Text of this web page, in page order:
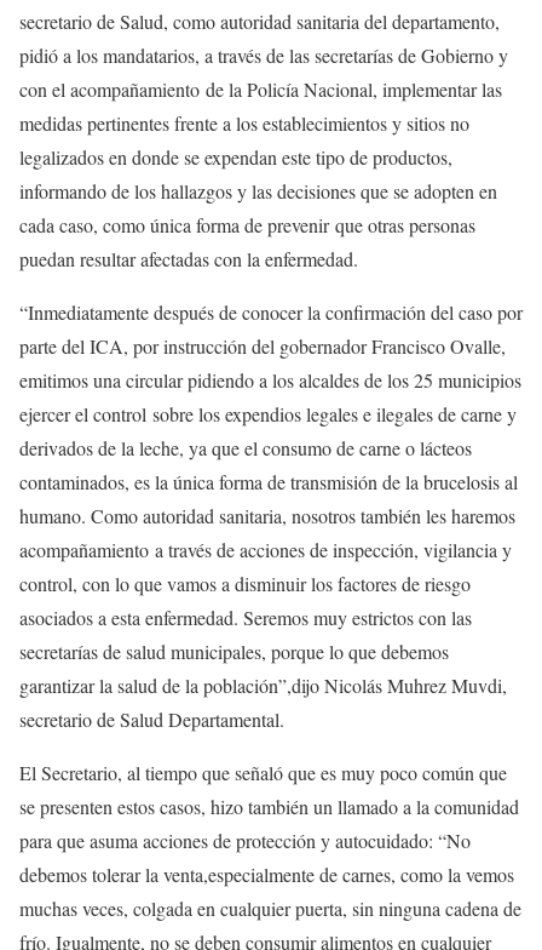
secretario de Salud, como autoridad sanitaria del departamento,
pidió a los mandatarios, a través de las secretarías de Gobierno y
con el acompañamiento de la Policía Nacional, implementar las
medidas pertinentes frente a los establecimientos y sitios no
legalizados en donde se expendan este tipo de productos,
informando de los hallazgos y las decisiones que se adopten en
cada caso, como única forma de prevenir que otras personas
puedan resultar afectadas con la enfermedad.
“Inmediatamente después de conocer la confirmación del caso por
parte del ICA, por instrucción del gobernador Francisco Ovalle,
emitimos una circular pidiendo a los alcaldes de los 25 municipios
ejercer el control sobre los expendios legales e ilegales de carne y
derivados de la leche, ya que el consumo de carne o lácteos
contaminados, es la única forma de transmisión de la brucelosis al
humano. Como autoridad sanitaria, nosotros también les haremos
acompañamiento a través de acciones de inspección, vigilancia y
control, con lo que vamos a disminuir los factores de riesgo
asociados a esta enfermedad. Seremos muy estrictos con las
secretarías de salud municipales, porque lo que debemos
garantizar la salud de la población”,dijo Nicolás Muhrez Muvdi,
secretario de Salud Departamental.
El Secretario, al tiempo que señaló que es muy poco común que
se presenten estos casos, hizo también un llamado a la comunidad
para que asuma acciones de protección y autocuidado: “No
debemos tolerar la venta,especialmente de carnes, como la vemos
muchas veces, colgada en cualquier puerta, sin ninguna cadena de
frío. Igualmente, no se deben consumir alimentos en cualquier